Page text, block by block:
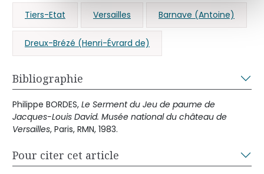
Tiers-Etat Versailles Barnave (Antoine)
Dreux-Brézé (Henri-Évrard de)
Bibliographie
Philippe BORDES, Le Serment du Jeu de paume de
Jacques-Louis David. Musée national du château de
Versailles, Paris, RMN, 1983.
Pour citer cet article